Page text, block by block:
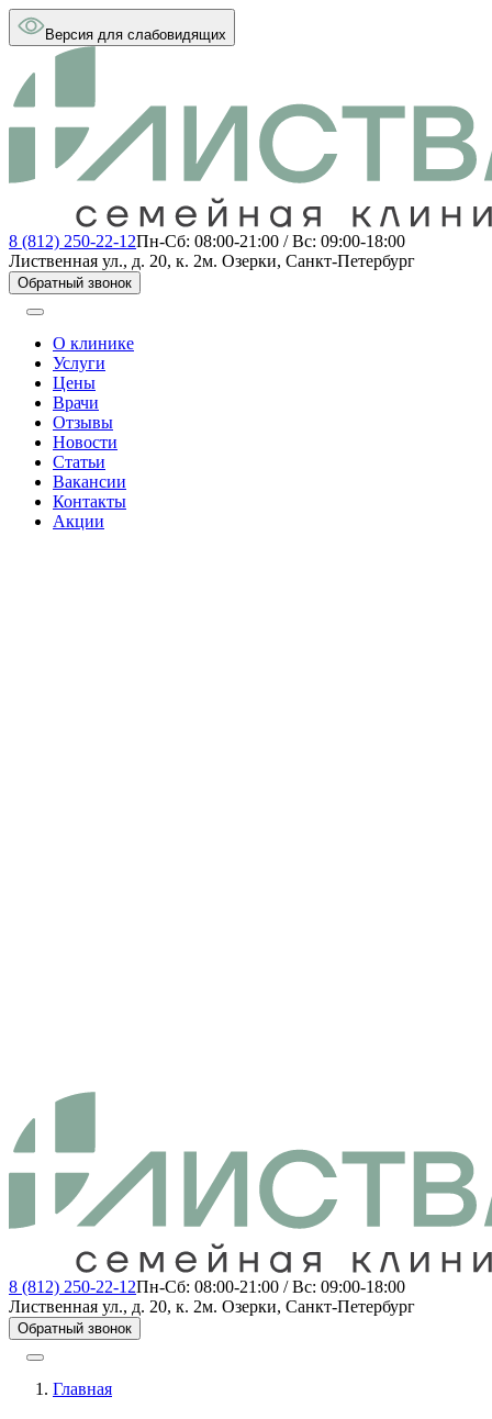
Версия для слабовидящих
8 (812) 250-22-12Пн-Сб: 08:00-21:00 / Вс: 09:00-18:00
Лиственная ул., д. 20, к. 2м. Озерки, Санкт-Петербург
Обратный звонок
О клинике
Услуги
Цены
Врачи
Отзывы
Новости
Статьи
Вакансии
Контакты
Акции
8 (812) 250-22-12Пн-Сб: 08:00-21:00 / Вс: 09:00-18:00
Лиственная ул., д. 20, к. 2м. Озерки, Санкт-Петербург
Обратный звонок
Главная